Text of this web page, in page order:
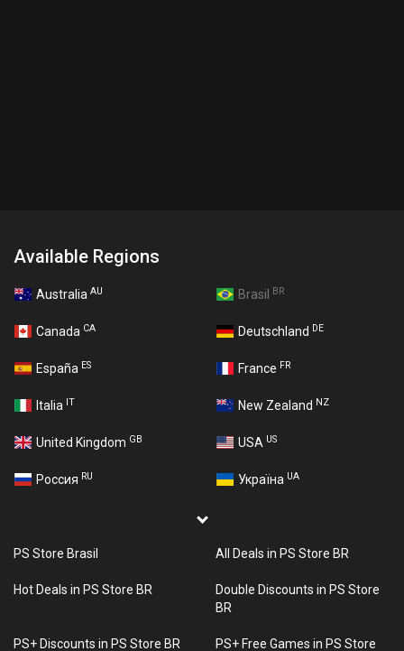
Available Regions
Australia AU Brasil BR
Canada CA Deutschland DE
España ES France FR
Italia IT New Zealand NZ
United Kingdom GB USA US
Россия RU Україна UA
PS Store Brasil All Deals in PS Store BR
Hot Deals in PS Store BR
Double Discounts in PS Store
BR
PS+ Discounts in PS Store BR PS+ Free Games in PS Store